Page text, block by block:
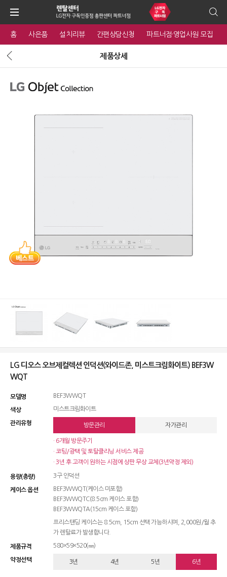
홈 사은품 설치리뷰 간편상담신청 파트너점·영업사원 모집
제품상세
LG 디오스 오브제컬렉션 인덕션(와이드존, 미스트크림화이트) BEF3W
WQT
모델명 BEF3WWQT
색상 미스트크림화이트
관리유형 방문관리 자가관리
· 6개월 방문주기
· 코팅/광택 및 토탈클리닝 서비스 제공
· 3년 후 고객이 원하는 시점에 상판 무상 교체(3년약정 제외)
용량(총량) 3구 인덕션
케이스 옵션
BEF3WWQT(케이스 미포함)
BEF3WWQTC(8.5cm 케이스 포함)
BEF3WWQTA(15cm 케이스 포함)
프리스탠딩 케이스는 8.5cm, 15cm 선택 가능하시며, 2,000원/월 추
가 렌탈료가 발생합니다.
제품규격 580×59×520(㎜)
약정선택 3년 4년 5년 6년